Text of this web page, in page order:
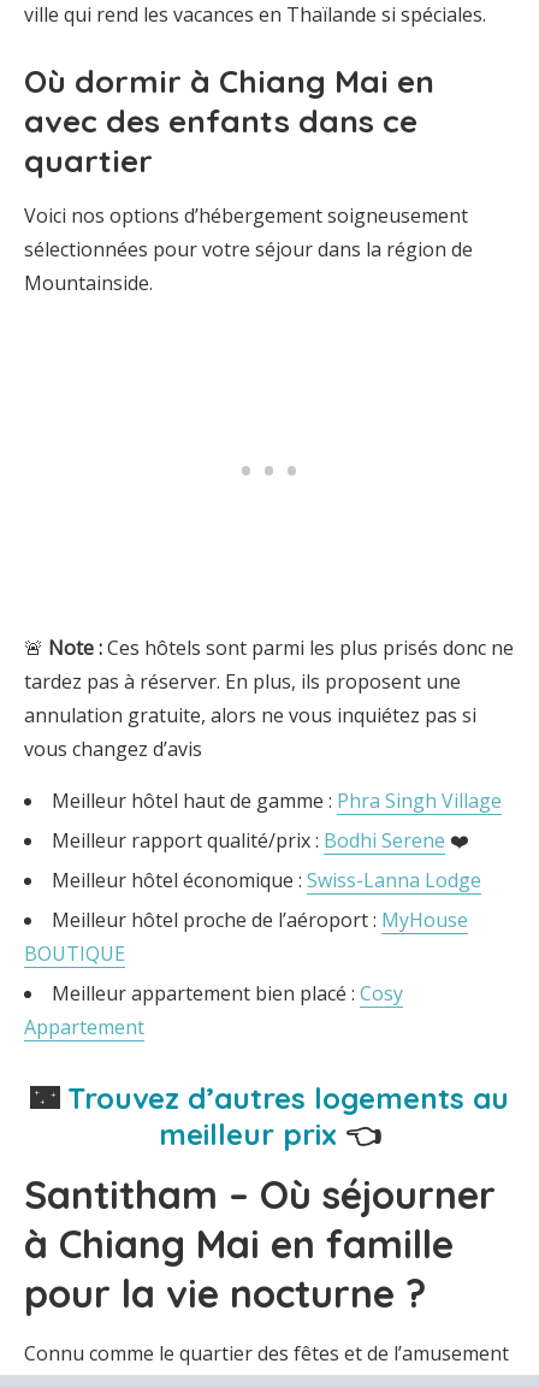
ville qui rend les vacances en Thaïlande si spéciales.
Où dormir à Chiang Mai en
avec des enfants dans ce
quartier
Voici nos options d’hébergement soigneusement
sélectionnées pour votre séjour dans la région de
Mountainside.
🚨 Note:Ces hôtels sont parmi les plus prisés donc ne
tardez pas à réserver. En plus, ils proposent une
annulation gratuite, alors ne vous inquiétez pas si
vous changez d’avis
Meilleur hôtel haut de gamme : Phra Singh Village
Meilleur rapport qualité/prix : Bodhi Serene ❤️
Meilleur hôtel économique : Swiss-Lanna Lodge
Meilleur hôtel proche de l’aéroport : MyHouse
BOUTIQUE
Meilleur appartement bien placé : Cosy
Appartement
🌃 Trouvez d’autres logements au
meilleur prix 👈
Santitham – Où séjourner
à Chiang Mai en famille
pour la vie nocturne ?
Connu comme le quartier des fêtes et de l’amusement